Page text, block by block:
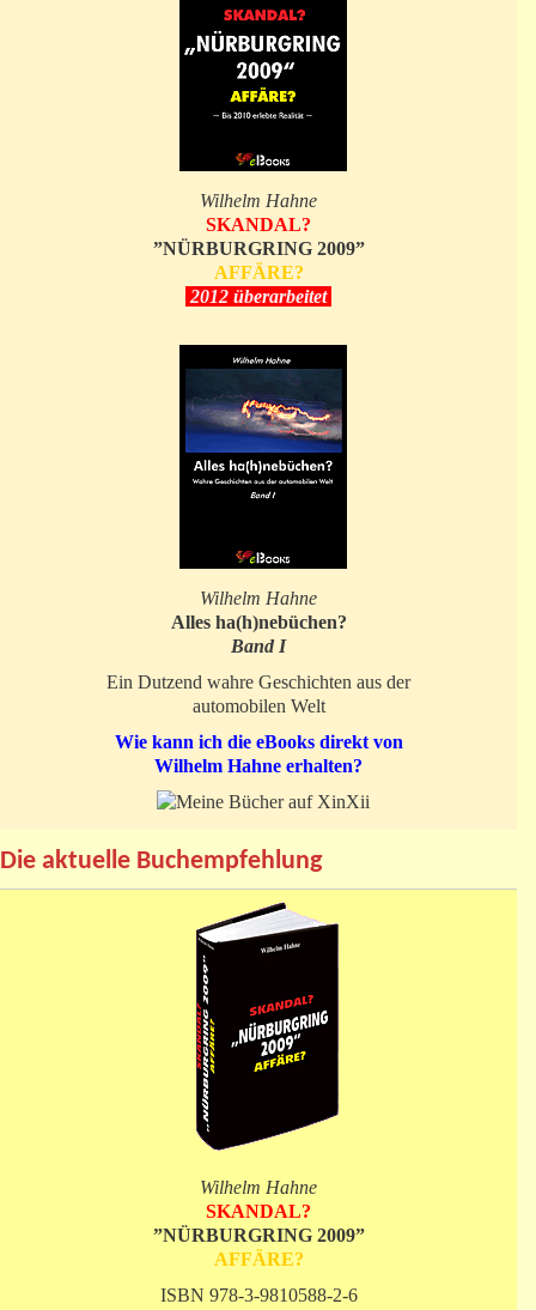
Wilhelm Hahne
SKANDAL?
”NÜRBURGRING 2009”
AFFÄRE?
2012 überarbeitet
Wilhelm Hahne
Alles ha(h)nebüchen?
Band I
Ein Dutzend wahre Geschichten aus der
automobilen Welt
Wie kann ich die eBooks direkt von
Wilhelm Hahne erhalten?
Die aktuelle Buchempfehlung
Wilhelm Hahne
SKANDAL?
”NÜRBURGRING 2009”
AFFÄRE?
ISBN 978-3-9810588-2-6